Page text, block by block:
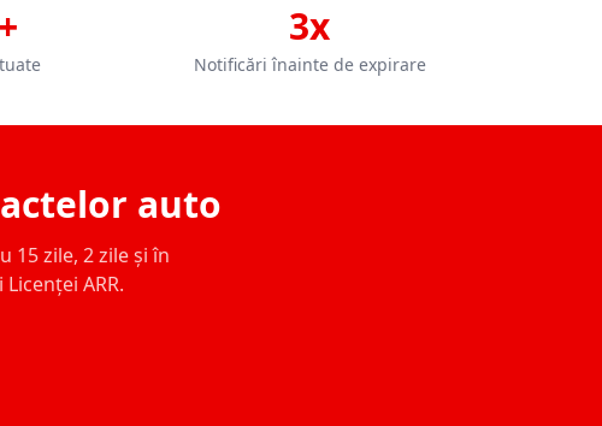
3x
Notificări înainte de expirare
auto
15 zile, 2 zile și în
ARR.